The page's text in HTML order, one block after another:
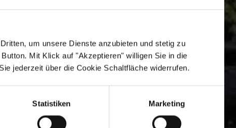
um unsere Dienste anzubieten und stetig zu
Mit Klick auf "Akzeptieren" willigen Sie in die
jederzeit über die Cookie Schaltfläche widerrufen.
Statistiken Marketing